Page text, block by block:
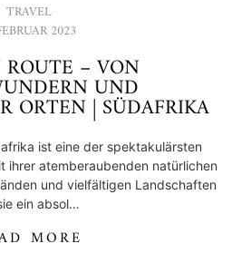
TRAVEL
2023
– VON
UND
ORTEN | SÜDAFRIKA
ist eine der spektakulärsten
ihrer atemberaubenden natürlichen
und vielfältigen Landschaften
ein absol…
MORE